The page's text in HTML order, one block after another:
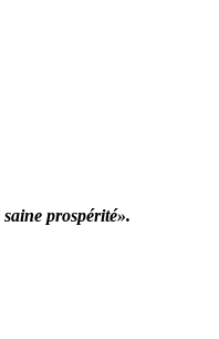
prospérité».